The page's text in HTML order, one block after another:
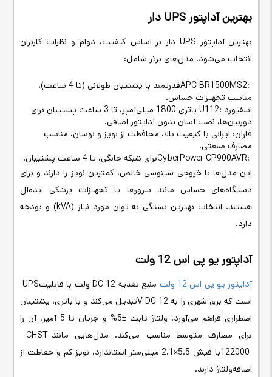
بهترین آداپتور UPS دار
بهترین آداپتور UPS دار بر اساس کیفیت، دوام و نظرات کاربران
انتخاب می‌شود. مدل‌های برتر شامل:
APC BR1500MS2:
قدرتمند با پشتیبان طولانی (تا 4 ساعت)،
مناسب تجهیزات حساس.
اسفیورد U112:
باتری 1800 میلی‌آمپر، تا 3 ساعت پشتیبان برای
دوربین‌ها، نصب آسان بدون آداپتور اضافی.
فاران: ایرانی با کیفیت بالا، محافظت از نویز و نوسان، مناسب
مصارف صنعتی.
CyberPower CP900AVR:برای شبکه خانگی، تا 4 ساعت پشتیبان
.
این مدل‌ها با خروجی سینوسی خالص، کمترین نویز را دارند و برای
دستگاه‌های حساس مانند سرورها یا تجهیزات پزشکی ایده‌آل
هستند. انتخاب بهترین بستگی به توان مورد نیاز (kVA) و بودجه
دارد.
آداپتور یو پی اس 12 ولت
آداپتور یو پی اس 12 ولت منبع تغذیه DC 12 ولت با قابلیتUPS
است که برق شهری را به 12
V DCتبدیل می‌کند و با باتری، پشتیبان
اضطراری فراهم می‌آورد. ولتاژ ثابت ±5% و جریان تا 5 آمپر، آن را
برای مصارف متوسط مناسب می‌کند. مدل‌هایی مانندCHST-
122000
با فیش 5.5×2.1 میلی‌متر استاندارد، نویز کم و حفاظت از
اضافه‌ولتاژ دارند.